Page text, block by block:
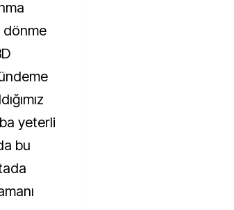
dönme
yeterli
bu